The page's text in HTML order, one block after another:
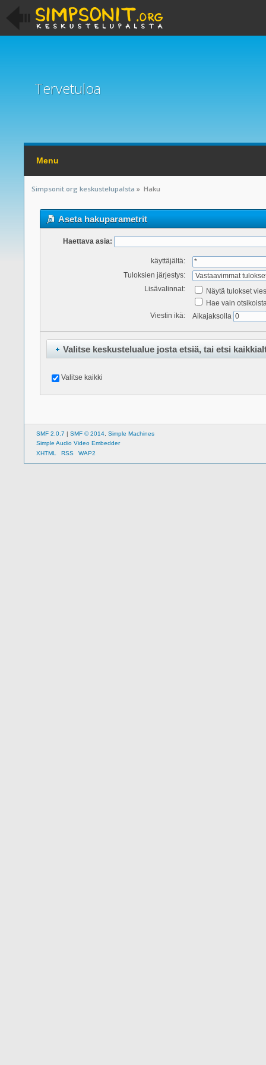
Tervetuloa
Menu
Simpsonit.org keskustelupalsta » Haku
Aseta hakuparametrit
Haettava asia:
käyttäjältä:
Tuloksien järjestys:
Lisävalinnat:
Näytä tulokset
Hae vain
Viestin ikä:
Aikajaksolla
Valitse keskustelualue josta etsiä, tai etsi
Valitse kaikki
SMF 2.0.7 | SMF © 2014 Simple Machines
Simple Audio Video Embedder
XHTML
RSS WAP2